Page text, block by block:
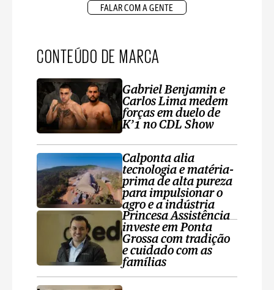
FALAR COM A GENTE
CONTEÚDO DE MARCA
Gabriel Benjamin e
Carlos Lima medem
forças em duelo de
K’1 no CDL Show
Calponta alia
tecnologia e matéria-
prima de alta pureza
para impulsionar o
agro e a indústria
Princesa Assistência
investe em Ponta
Grossa com tradição
e cuidado com as
famílias